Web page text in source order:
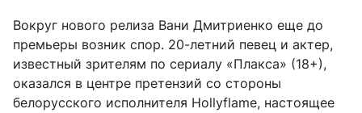
Вокруг нового релиза Вани Дмитриенко еще до
премьеры возник спор. 20-летний певец и актер,
известный зрителям по сериалу «Плакса» (18+),
оказался в центре претензий со стороны
белорусского исполнителя Hollyflame, настоящее